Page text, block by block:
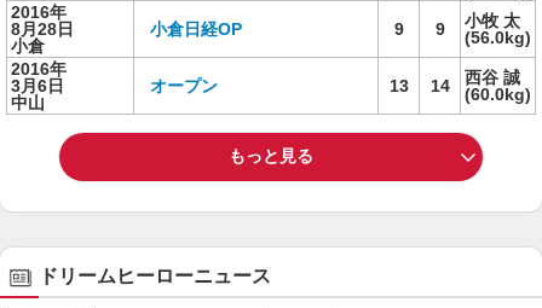
2016年
8月28日
小倉
小倉日経OP 9 9
小牧 太
(56.0kg)
2016年
3月6日
中山
オープン 13 14
西谷 誠
(60.0kg)
もっと見る
ドリームヒーローニュース